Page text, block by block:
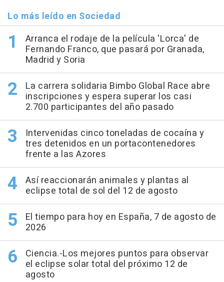
Lo más leído en Sociedad
Arranca el rodaje de la película 'Lorca' de
Fernando Franco, que pasará por Granada,
Madrid y Soria
La carrera solidaria Bimbo Global Race abre
inscripciones y espera superar los casi
2.700 participantes del año pasado
Intervenidas cinco toneladas de cocaína y
tres detenidos en un portacontenedores
frente a las Azores
Así reaccionarán animales y plantas al
eclipse total de sol del 12 de agosto
El tiempo para hoy en España, 7 de agosto de
2026
Ciencia.-Los mejores puntos para observar
el eclipse solar total del próximo 12 de
agosto